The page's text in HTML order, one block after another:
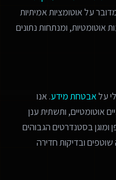
על אוטומציות אמיתיות
ומנתחות נתונים
עלאבטחת מידע. אנו
אוטומטיים, ותשתית ענן
בסטנדרטים הגבוהים
ובדיקות חדירה